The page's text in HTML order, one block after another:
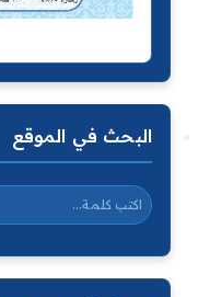
البحث في الموقع